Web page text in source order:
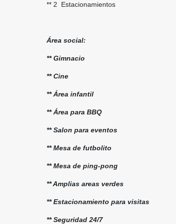
** 2 Estacionamientos
Área social:
** Gimnacio
** Cine
** Área infantil
** Área para BBQ
** Salon para eventos
** Mesa de futbolito
** Mesa de ping-pong
** Amplias areas verdes
** Estacionamiento para visitas
** Seguridad 24/7